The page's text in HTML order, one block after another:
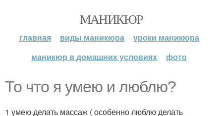
МАНИКЮР
главная виды маникюра
уроки маникюра
маникюр в домашних условиях
фото
То что я умею и люблю?
1 умею делать массаж ( особенно люблю делать